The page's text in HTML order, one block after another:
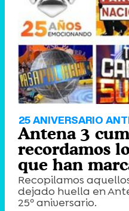
25 ANIVERSARIO
Antena 3
recordamos
que han
Recopilamos
dejado huella en
25º aniversario.